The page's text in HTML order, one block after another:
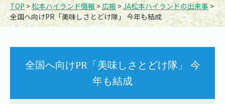
TOP>松本ハイランド情報>広報>JA松本ハイランドの出来事 >
全国へ向けPR「美味しさとどけ隊」 今年も結成
全国へ向けPR「美味しさとどけ隊」 今
年も結成